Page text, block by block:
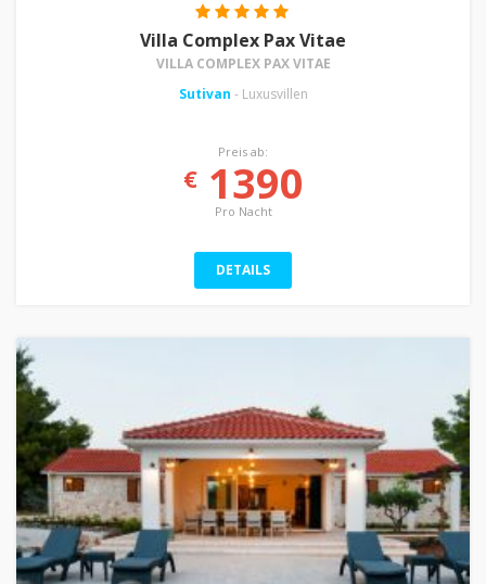
Villa Complex Pax Vitae
VILLA COMPLEX PAX VITAE
Sutivan - Luxusvillen
Preis ab:
€1390
Pro Nacht
DETAILS